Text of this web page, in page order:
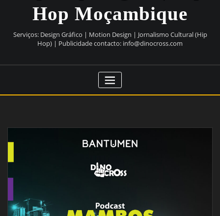
Hop Moçambique
Serviços: Design Gráfico | Motion Design | Jornalismo Cultural (Hip
Hop) | Publicidade contacto: info@dinocross.com